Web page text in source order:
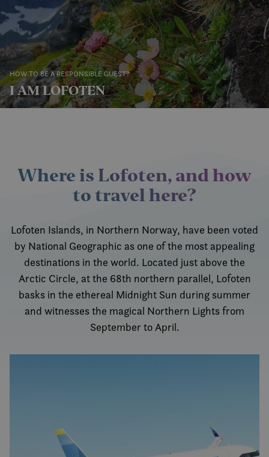
HOW TO BE A RESPONSIBLE GUEST?
I AM LOFOTEN
Where is Lofoten, and how
to travel here?
Lofoten Islands, in Northern Norway, have been voted
by National Geographic as one of the most appealing
destinations in the world. Located just above the
Arctic Circle, at the 68th northern parallel, Lofoten
basks in the ethereal Midnight Sun during summer
and witnesses the magical Northern Lights from
September to April.